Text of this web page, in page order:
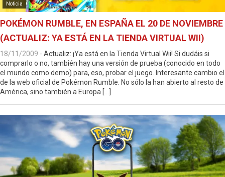
Noticia
POKÉMON RUMBLE, EN ESPAÑA EL 20 DE NOVIEMBRE
(ACTUALIZ: YA ESTÁ EN LA TIENDA VIRTUAL WII)
18/11/2009 - Actualiz: ¡Ya está en la Tienda Virtual Wii! Si dudáis si
comprarlo o no, también hay una versión de prueba (conocido en todo
el mundo como demo) para, eso, probar el juego. Interesante cambio el
de la web oficial de Pokémon Rumble. No sólo la han abierto al resto de
América, sino también a Europa […]